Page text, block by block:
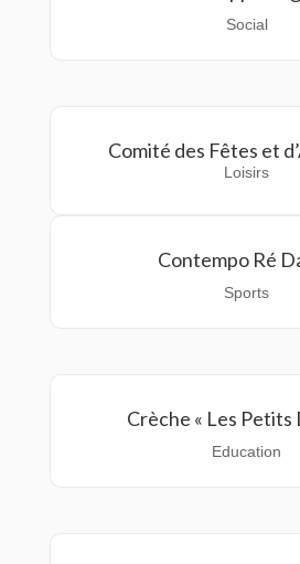
Social
Comité des Fêtes et
Loisirs
Contempo Ré
Sports
Crèche « Les Petits
Education